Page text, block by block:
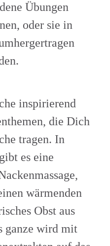
Übungen
oder sie in
inspirierend
die Dich
tragen. In
es eine
wärmenden
Obst aus
ganze wird mit